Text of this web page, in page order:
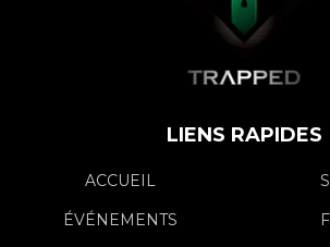
LIENS RAPIDES
ACCUEIL
ÉVÉNEMENTS